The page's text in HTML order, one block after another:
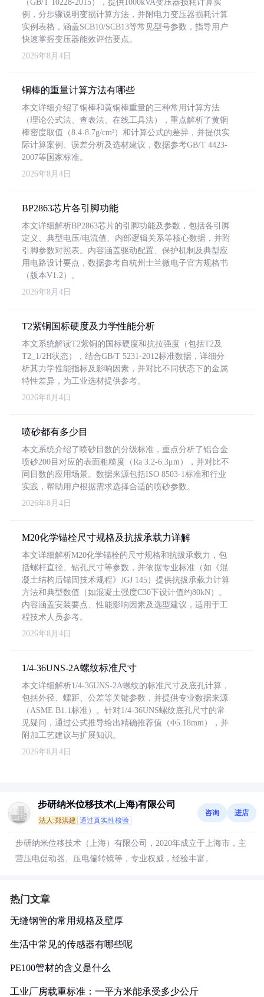
（GB/T 10228-2015），提供1000kVA变压器损耗计算实
例，分步骤说明变损计算方法，并附电力变压器损耗计算
实例表格，涵盖SCB10/SCB13等常见型号参数，指导用户
快速掌握变压器能效评估要点。
2026年8月4日
铜棒的重量计算方法有哪些
本文详细介绍了铜棒和黄铜棒重量的三种常用计算方法
（理论公式法、查表法、在线工具法），重点解析了黄铜
棒密度取值（8.4-8.7g/cm³）和计算公式的差异，并提供实
际计算案例、误差分析及选材建议，数据参考GB/T 4423-
2007等国家标准。
2026年8月4日
BP2863芯片各引脚功能
本文详细解析BP2863芯片的引脚功能及参数，包括各引脚
定义、典型电压/电流值、内部逻辑关系等核心数据，并附
引脚参数对照表。内容涵盖驱动配置、保护机制及典型应
用电路设计要点，数据参考自杭州士兰微电子官方规格书
（版本V1.2）。
2026年8月4日
T2紫铜国标硬度及力学性能分析
本文系统解读T2紫铜的国标硬度和抗拉强度（包括T2及
T2_1/2H状态），结合GB/T 5231-2012标准数据，详细分
析其力学性能指标及影响因素，并对比不同状态下的金属
特性差异，为工业选材提供参考。
2026年8月4日
喷砂都有多少目
本文系统介绍了喷砂目数的分级标准，重点分析了铝合金
喷砂200目对应的表面粗糙度（Ra 3.2-6.3μm），并对比不
同目数的应用场景。数据来源包括ISO 8503-1标准和行业
实践，帮助用户根据需求选择合适的喷砂参数。
2026年8月4日
M20化学锚栓尺寸规格及抗拔承载力详解
本文详细解析M20化学锚栓的尺寸规格和抗拔承载力，包
括螺杆直径、钻孔尺寸等参数，并依据专业标准（如《混
凝土结构后锚固技术规程》JGJ 145）提供抗拔承载力计算
方法和典型数值（如混凝土强度C30下设计值约80kN）。
内容涵盖安装要点、性能影响因素及选型建议，适用于工
程技术人员参考。
2026年8月4日
1/4-36UNS-2A螺纹标准尺寸
本文详细解析1/4-36UNS-2A螺纹的标准尺寸及底孔计算，
包括外径、螺距、公差等关键参数，并提供专业数据来源
（ASME B1.1标准）。针对1/4-36UNS螺纹底孔尺寸的常
见疑问，通过公式推导给出精确推荐值（Φ5.18mm），并
附加工艺建议与扩展知识。
2026年8月4日
步研纳米位移技术(上海)有限公司
法人:郑洪建 通过真实性核验
咨询 进店
步研纳米位移技术（上海）有限公司，2020年成立于上海市，主
营压电促动器、压电偏转镜等，专业权威，经验丰富。
热门文章
无缝钢管的常用规格及壁厚
生活中常见的传感器有哪些呢
PE100管材的含义是什么
工业厂房载重标准：一平方米能承受多少公斤